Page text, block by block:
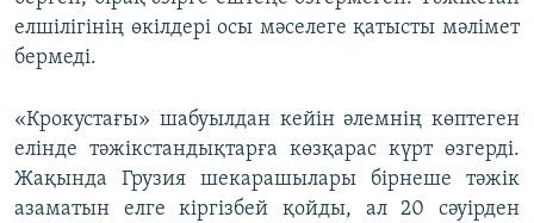
елшілігінің өкілдері осы мәселеге қатысты мәлімет
бермеді.
«Крокустағы» шабуылдан кейін әлемнің көптеген
елінде тәжікстандықтарға көзқарас күрт өзгерді.
Жақында Грузия шекарашылары бірнеше тәжік
азаматын елге кіргізбей қойды, ал 20 сәуірден